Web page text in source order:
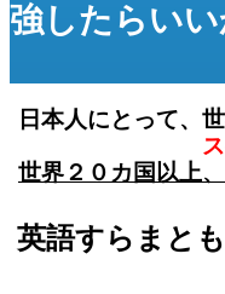
強したらい
日本人にとって、
世界２０カ国以上
英語すらまと